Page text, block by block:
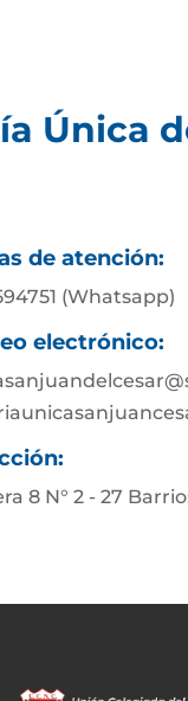
Única
de atención:
(Whatsapp)
electrónico:
8 N° 2 - 27